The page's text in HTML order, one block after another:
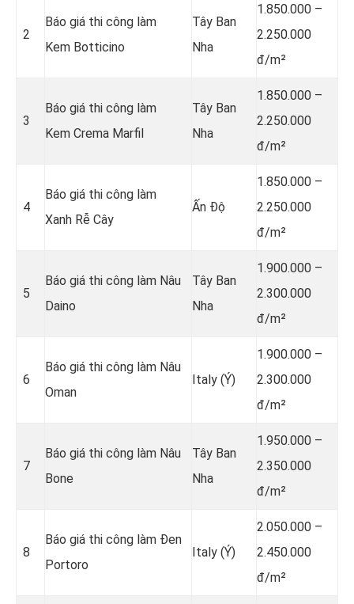
2
Báo giá thi công làm
Kem Botticino
Tây Ban
Nha
1.850.000 –
2.250.000
đ/m²
3
Báo giá thi công làm
Kem Crema Marfil
Tây Ban
Nha
1.850.000 –
2.250.000
đ/m²
4
Báo giá thi công làm
Xanh Rễ Cây
Ấn Độ
1.850.000 –
2.250.000
đ/m²
5
Báo giá thi công làm Nâu
Daino
Tây Ban
Nha
1.900.000 –
2.300.000
đ/m²
6
Báo giá thi công làm Nâu
Oman
Italy (Ý)
1.900.000 –
2.300.000
đ/m²
7
Báo giá thi công làm Nâu
Bone
Tây Ban
Nha
1.950.000 –
2.350.000
đ/m²
8
Báo giá thi công làm Đen
Portoro
Italy (Ý)
2.050.000 –
2.450.000
đ/m²